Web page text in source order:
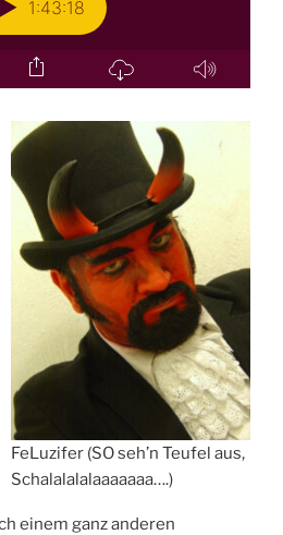
FeLuzifer (SO seh’n Teufel aus,
Schalalalalaaaaaaa….)
einem ganz anderen